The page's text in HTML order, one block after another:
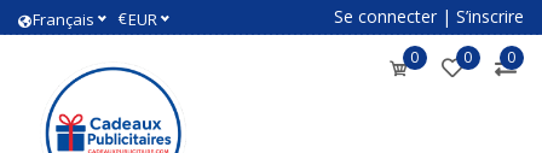
Français €EUR Se connecter | S’inscrire
0 0 0